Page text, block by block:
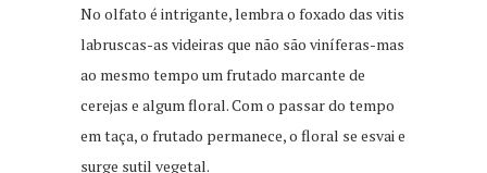
No olfato é intrigante, lembra o foxado das vitis
labruscas-as videiras que não são viníferas-mas
ao mesmo tempo um frutado marcante de
cerejas e algum floral. Com o passar do tempo
em taça, o frutado permanece, o floral se esvai e
surge sutil vegetal.